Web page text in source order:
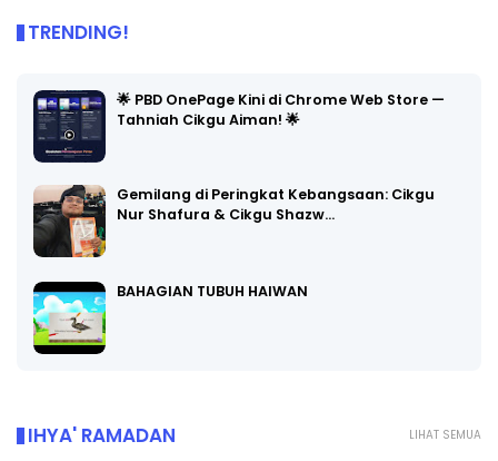
TRENDING!
🌟 PBD OnePage Kini di Chrome Web Store —
Tahniah Cikgu Aiman! 🌟
Gemilang di Peringkat Kebangsaan: Cikgu
Nur Shafura & Cikgu Shazw…
BAHAGIAN TUBUH HAIWAN
LIHAT SEMUA
IHYA' RAMADAN